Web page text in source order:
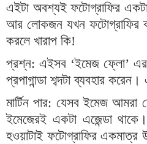
এইটা অবশ্যই ফটোগ্রাফির
আর লোকজন যখন ফটোগ্রাফির
করলে খারাপ কি!
প্রশ্ন: এইসব ‘ইমেজ ফ্লো’ এর
প্রপাগান্ডা শব্দটা ব্যবহার
মার্টিন পার: যেসব ইমেজ আমরা
ইমেজেরই একটা এজেন্ডা
হওয়াটাই ফটোগ্রাফির একমাত্র